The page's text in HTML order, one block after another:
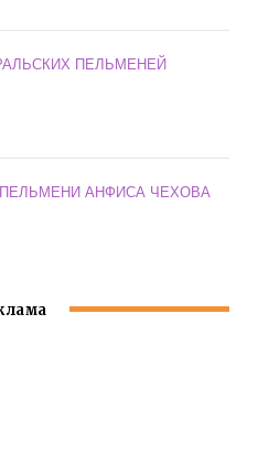
ПЕЛЬМЕНЕЙ
АНФИСА ЧЕХОВА